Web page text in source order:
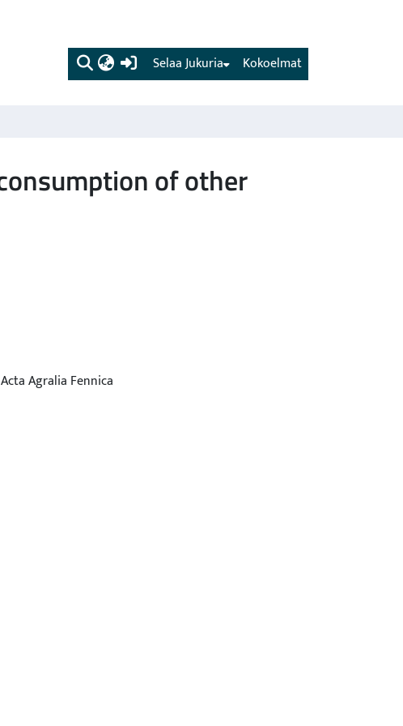
(current) Kokoelmat
Selaa Jukuria
of other
Acta Agralia Fennica